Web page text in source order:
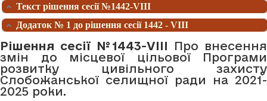
Текст рішення сесії №1442-VIII
Додаток № 1 до рішення сесії 1442 - VIII
Рішення сесії №1443-VIII Про внесення
змін до місцевої цільової Програми
розвитку цивільного захисту
Слобожанської селищної ради на 2021-
2025 роки.